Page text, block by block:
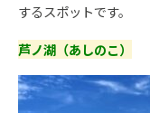
するスポットです。
芦ノ湖（あしのこ）